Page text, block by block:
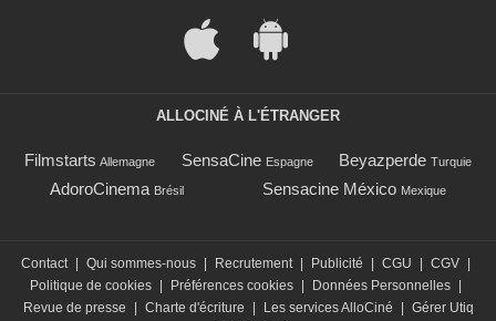
ALLOCINÉ À L'ÉTRANGER
Filmstarts Allemagne SensaCine Espagne Beyazperde Turquie
AdoroCinema Brésil Sensacine México Mexique
Contact Qui sommes-nous Recrutement Publicité CGU CGV
Politique de cookies
Préférences cookies Données Personnelles
Revue de presse
Charte d'écriture Les services AlloCiné
Gérer Utiq